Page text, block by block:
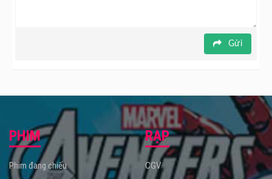
Gửi
PHIM
Phim đang chiếu
RẠP
CGV